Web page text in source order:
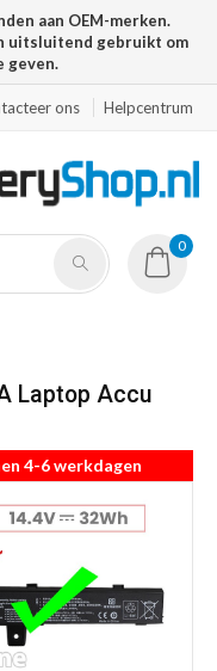
aan OEM-merken.
uitsluitend gebruikt om
geven.
ons Helpcentrum
0
Laptop Accu
4-6 werkdagen